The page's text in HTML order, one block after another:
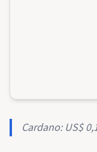
Cardano: US$